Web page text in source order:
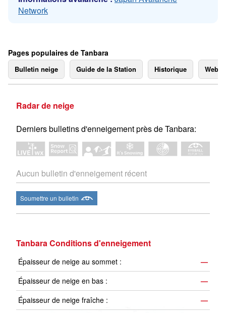
Network
Pages populaires de Tanbara
Bulletin neige Guide de la Station Historique
Radar de neige
Derniers bulletins d'enneigement près de Tanbara:
Aucun bulletin d'enneigement récent
Soumettre un bulletin
Tanbara Conditions d'enneigement
Épaisseur de neige au sommet :
—
Épaisseur de neige en bas :
—
Épaisseur de neige fraîche :
—